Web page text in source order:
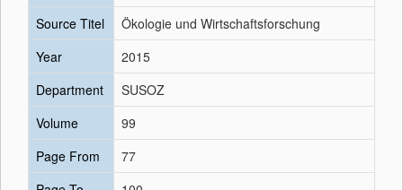
Source Titel
Ökologie und Wirtschaftsforschung
Year
2015
Department
SUSOZ
Volume
99
Page From
77